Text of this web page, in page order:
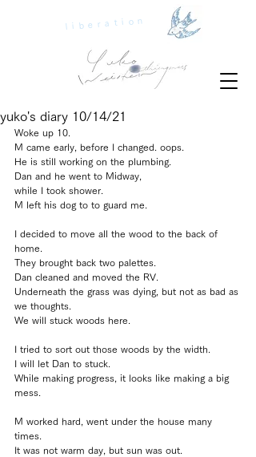
liberation
yuko's diary 10/14/21
Woke up 10.
M came early, before I changed. oops.
He is still working on the plumbing.
Dan and he went to Midway,
while I took shower.
M left his dog to to guard me.
I decided to move all the wood to the back of
home.
They brought back two palettes.
Dan cleaned and moved the RV.
Underneath the grass was dying, but not as bad as
we thoughts.
We will stuck woods here.
I tried to sort out those woods by the width.
I will let Dan to stuck.
While making progress, it looks like making a big
mess.
M worked hard, went under the house many
times.
It was not warm day, but sun was out.